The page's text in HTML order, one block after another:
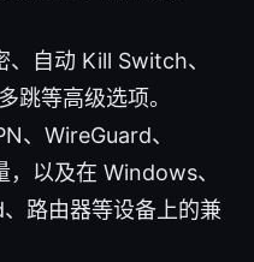
自动 Kill Switch、
跳等高级选项。
、WireGuard、
以及在 Windows、
路由器等设备上的兼